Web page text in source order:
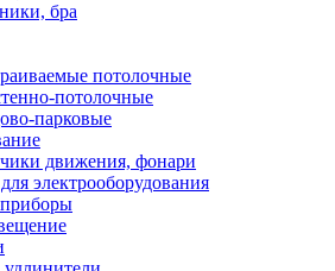
бра
потолочные
потолочные
парковые
движения, фонари
электрооборудования